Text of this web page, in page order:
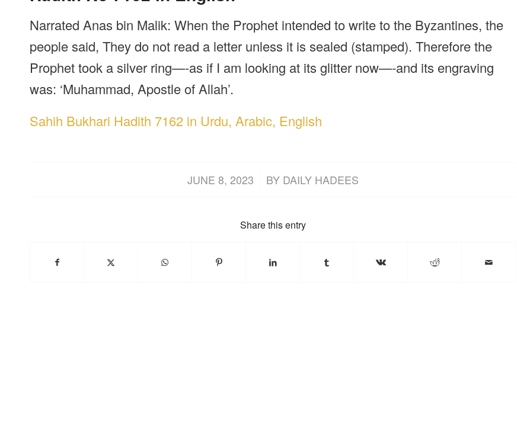
Narrated Anas bin Malik: When the Prophet intended to write to the Byzantines, the
people said, They do not read a letter unless it is sealed (stamped). Therefore the
Prophet took a silver ring—-as if I am looking at its glitter now—-and its engraving
was: ‘Muhammad, Apostle of Allah’.
Sahih Bukhari Hadith 7162 in Urdu, Arabic, English
JUNE 8, 2023
/ BY DAILY HADEES
Share this entry